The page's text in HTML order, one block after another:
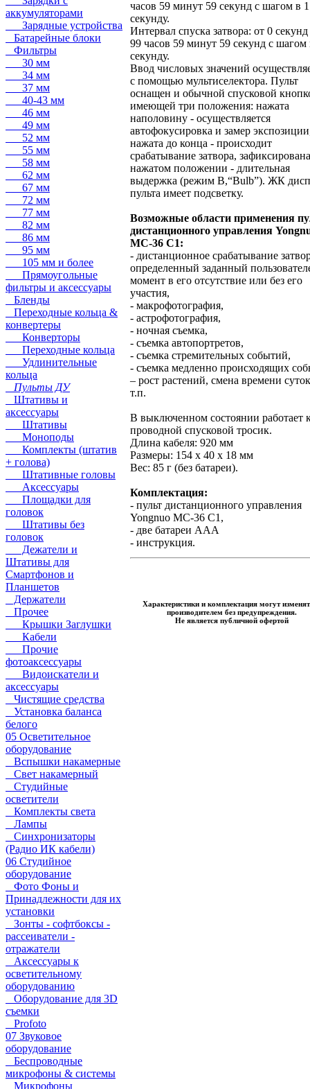
аккумуляторами
Зарядные устройства
Батарейные блоки
Фильтры
30 мм
34 мм
37 мм
40-43 мм
46 мм
49 мм
52 мм
55 мм
58 мм
62 мм
67 мм
72 мм
77 мм
82 мм
86 мм
95 мм
105 мм и более
Прямоугольные
фильтры и аксессуары
Бленды
Переходные кольца &
конвертеры
Конверторы
Переходные кольца
Удлинительные
кольца
Пульты ДУ
Штативы и
аксессуары
Штативы
Моноподы
Комплекты (штатив
+ голова)
Штативные головы
Аксессуары
Площадки для
головок
Штативы без
головок
Дежатели и
Штативы для
Смартфонов и
Планшетов
Держатели
Прочее
Крышки Заглушки
Кабели
Прочие
фотоаксессуары
Видоискатели и
аксессуары
Чистящие средства
Установка баланса
белого
05 Осветительное
оборудование
Вспышки накамерные
Свет накамерный
Студийные
осветители
Комплекты света
Лампы
Синхронизаторы
(Радио ИК кабели)
06 Студийное
оборудование
Фото Фоны и
Принадлежности для их
установки
Зонты - софтбоксы -
рассеиватели -
отражатели
Аксессуары к
осветительному
оборудованию
Оборудование для 3D
съемки
Profoto
07 Звуковое
оборудование
Беспроводные
микрофоны & системы
Микрофоны
часов 59 минут 59 секунд с шагом в 1
секунду.
Интервал спуска затвора: от 0
99 часов 59 минут 59 секунд с шагом
секунду.
Ввод числовых значений
с помощью мультиселектора. Пульт
оснащен и обычной спусковой
имеющей три положения: нажата
наполовину - осуществляется
автофокусировка и замер
нажата до конца - происходит
срабатывание затвора,
нажатом положении - длительная
выдержка (режим B,“Bulb”). ЖК
пульта имеет подсветку.
Возможные области применения
дистанционного управления
MC-36 C1:
- дистанционное срабатывание
определенный заданный
момент в его отсутствие или без его
участия,
- макрофотография,
- астрофотография,
- ночная съемка,
- съемка автопортретов,
- съемка стремительных событий,
- съемка медленно происходящих
– рост растений, смена времени
т.п.
В выключенном состоянии работает
проводной спусковой тросик.
Длина кабеля: 920 мм
Размеры: 154 x 40 x 18 мм
Вес: 85 г (без батареи).
Комплектация:
- пульт дистанционного управления
Yongnuo MC-36 C1,
- две батареи AAA
- инструкция.
Характеристики и комплектация могут
производителем без предупреждения.
Не является публичной офертой